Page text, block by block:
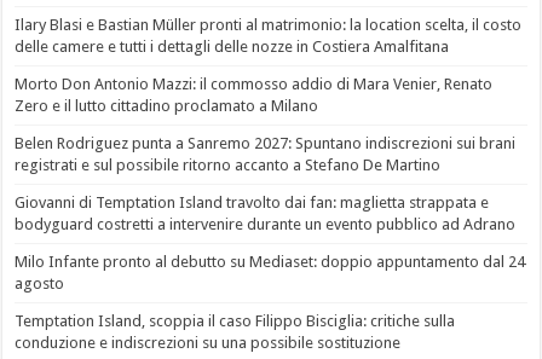
Ilary Blasi e Bastian Müller pronti al matrimonio: la location scelta, il costo
delle camere e tutti i dettagli delle nozze in Costiera Amalfitana
Morto Don Antonio Mazzi: il commosso addio di Mara Venier, Renato
Zero e il lutto cittadino proclamato a Milano
Belen Rodriguez punta a Sanremo 2027: Spuntano indiscrezioni sui brani
registrati e sul possibile ritorno accanto a Stefano De Martino
Giovanni di Temptation Island travolto dai fan: maglietta strappata e
bodyguard costretti a intervenire durante un evento pubblico ad Adrano
Milo Infante pronto al debutto su Mediaset: doppio appuntamento dal 24
agosto
Temptation Island, scoppia il caso Filippo Bisciglia: critiche sulla
conduzione e indiscrezioni su una possibile sostituzione